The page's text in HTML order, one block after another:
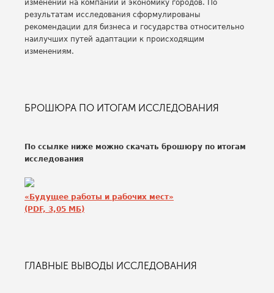
изменений на компании и экономику городов. По
результатам исследования сформулированы
рекомендации для бизнеса и государства относительно
наилучших путей адаптации к происходящим
изменениям.
БРОШЮРА ПО ИТОГАМ ИССЛЕДОВАНИЯ
По ссылке ниже можно скачать брошюру по итогам
исследования
«Будущее работы и рабочих мест»
(PDF, 3,05 MБ)
ГЛАВНЫЕ ВЫВОДЫ ИССЛЕДОВАНИЯ